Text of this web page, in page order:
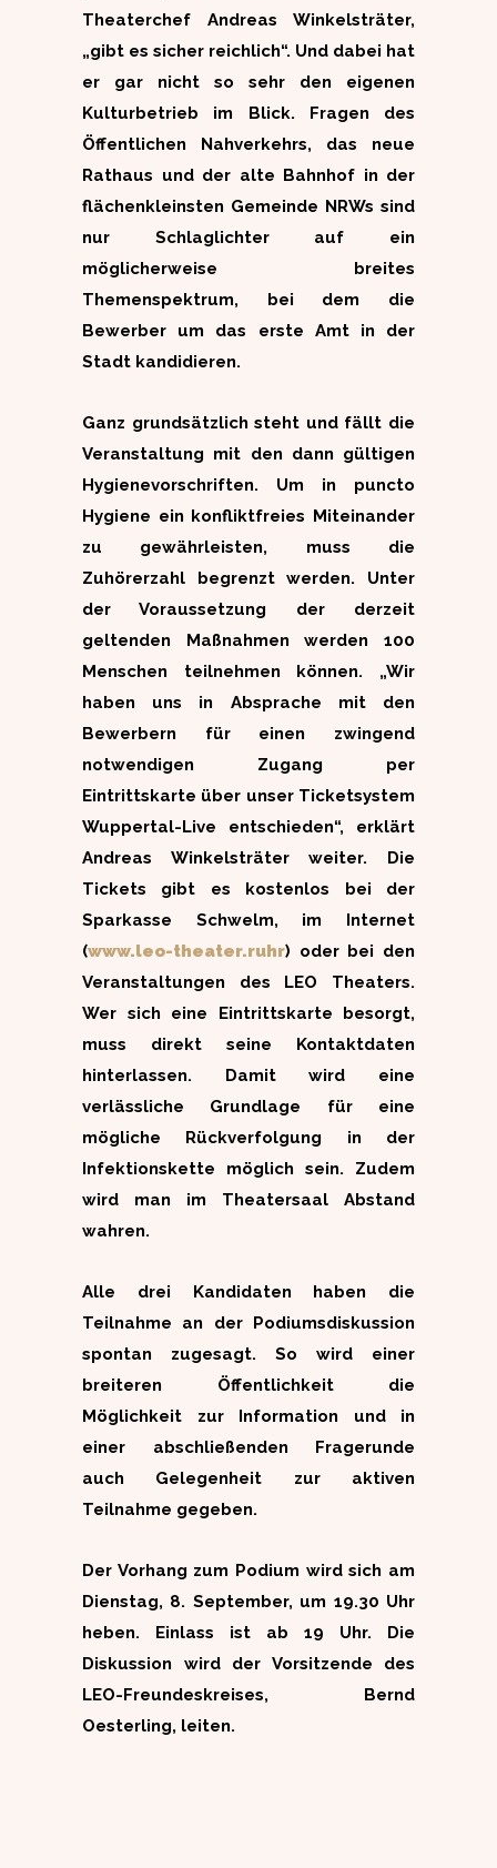
Theaterchef Andreas Winkelsträter,
„gibt es sicher reichlich“. Und dabei hat
er gar nicht so sehr den eigenen
Kulturbetrieb im Blick. Fragen des
Öffentlichen Nahverkehrs, das neue
Rathaus und der alte Bahnhof in der
flächenkleinsten Gemeinde NRWs sind
nur Schlaglichter auf ein
möglicherweise breites
Themenspektrum, bei dem die
Bewerber um das erste Amt in der
Stadt kandidieren.
Ganz grundsätzlich steht und fällt die
Veranstaltung mit den dann gültigen
Hygienevorschriften. Um in puncto
Hygiene ein konfliktfreies Miteinander
zu gewährleisten, muss die
Zuhörerzahl begrenzt werden. Unter
der Voraussetzung der derzeit
geltenden Maßnahmen werden 100
Menschen teilnehmen können. „Wir
haben uns in Absprache mit den
Bewerbern für einen zwingend
notwendigen Zugang per
Eintrittskarte über unser Ticketsystem
Wuppertal-Live entschieden“, erklärt
Andreas Winkelsträter weiter. Die
Tickets gibt es kostenlos bei der
Sparkasse Schwelm, im Internet
(www.leo-theater.ruhr) oder bei den
Veranstaltungen des LEO Theaters.
Wer sich eine Eintrittskarte besorgt,
muss direkt seine Kontaktdaten
hinterlassen. Damit wird eine
verlässliche Grundlage für eine
mögliche Rückverfolgung in der
Infektionskette möglich sein. Zudem
wird man im Theatersaal Abstand
wahren.
Alle drei Kandidaten haben die
Teilnahme an der Podiumsdiskussion
spontan zugesagt. So wird einer
breiteren Öffentlichkeit die
Möglichkeit zur Information und in
einer abschließenden Fragerunde
auch Gelegenheit zur aktiven
Teilnahme gegeben.
Der Vorhang zum Podium wird sich am
Dienstag, 8. September, um 19.30 Uhr
heben. Einlass ist ab 19 Uhr. Die
Diskussion wird der Vorsitzende des
LEO-Freundeskreises, Bernd
Oesterling, leiten.